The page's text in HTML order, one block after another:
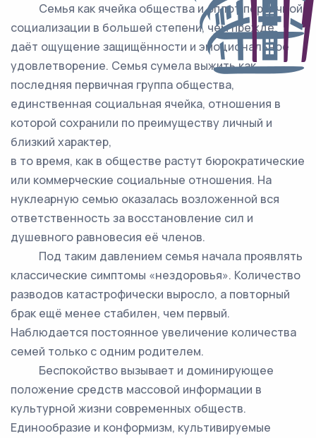
Семья как ячейка общества и оплот первичной
социализации в большей степени, чем прежде,
даёт ощущение защищённости и эмоциональное
удовлетворение. Семья сумела выжить как
последняя первичная группа общества,
единственная социальная ячейка, отношения в
которой сохранили по преимуществу личный и
близкий характер,
в то время, как в обществе растут бюрократические
или коммерческие социальные отношения. На
нуклеарную семью оказалась возложенной вся
ответственность за восстановление сил и
душевного равновесия её членов.
Под таким давлением семья начала проявлять
классические симптомы «нездоровья». Количество
разводов катастрофически выросло, а повторный
брак ещё менее стабилен, чем первый.
Наблюдается постоянное увеличение количества
семей только с одним родителем.
Беспокойство вызывает и доминирующее
положение средств массовой информации в
культурной жизни современных обществ.
Единообразие и конформизм, культивируемые